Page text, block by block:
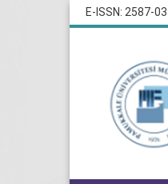
E-ISSN: 2587-